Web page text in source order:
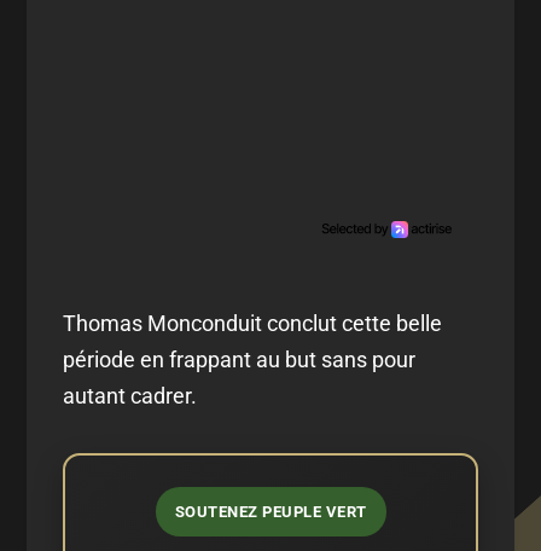
Thomas Monconduit conclut cette belle
période en frappant au but sans pour
autant cadrer.
SOUTENEZ PEUPLE VERT